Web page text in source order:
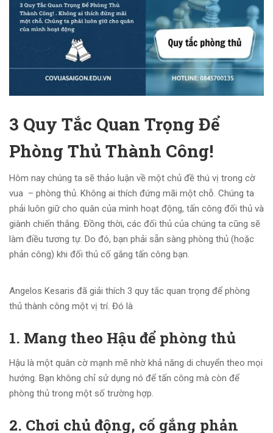
3 Quy Tắc Quan Trọng Để
Phòng Thủ Thành Công!
Hôm nay chúng ta sẽ thảo luận về một chủ đề thú vị trong cờ
vua – phòng thủ. Không ai thích đứng mãi một chỗ. Chúng ta
phải luôn giữ cho quân của mình hoạt động, tấn công đối thủ và
giành chiến thắng. Đồng thời, các đối thủ của chúng ta cũng sẽ
làm điều tương tự. Do đó, bạn phải sẵn sàng phòng thủ (hoặc
phản công) khi đối thủ cố gắng tấn công bạn.
Angelos Kesaris đã giải thích 3 quy tắc quan trọng để phòng
thủ thành công một vị trí. Đó là
1. Mang theo Hậu để phòng thủ
Hậu là một quân cờ mạnh mẽ nhờ khả năng di chuyển theo mọi
hướng. Bạn không chỉ sử dụng nó để tấn công mà còn để
phòng thủ trong một số trường hợp.
2. Chơi chủ động, cố gắng phản